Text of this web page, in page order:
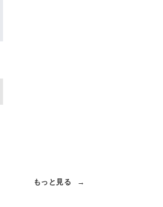
もっと見る